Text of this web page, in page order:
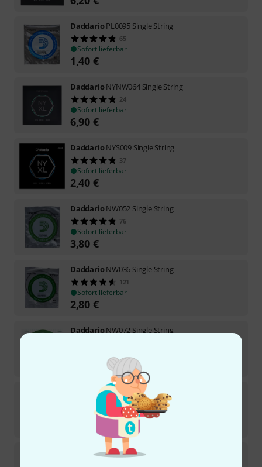
DaddarioPL0095 Single String
65
Sofort lieferbar
1,40 €
DaddarioNYNW064 Single String
24
Sofort lieferbar
6,90 €
DaddarioNYS009 Single String
37
Sofort lieferbar
2,40 €
DaddarioNW052 Single String
76
Sofort lieferbar
3,80 €
DaddarioNW036 Single String
121
Sofort lieferbar
2,80 €
DaddarioNW072 Single String
DaddarioNW020 Single String
42
Sofort lieferbar
DaddarioNW042 Single String